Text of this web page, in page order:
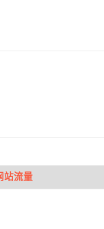
流量